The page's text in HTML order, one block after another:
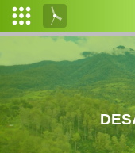
Admin
Layanan
Mandiri